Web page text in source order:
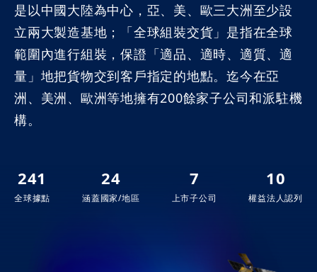
是以中國大陸為中心，亞、美、歐三大洲至少設
立兩大製造基地；「全球組裝交貨」是指在全球
範圍內進行組裝，保證「適品、適時、適質、適
量」地把貨物交到客戶指定的地點。迄今在亞
洲、美洲、歐洲等地擁有200餘家子公司和派駐機
構。
241
全球據點
24
涵蓋國家/地區
7
上市子公司
10
權益法人認列